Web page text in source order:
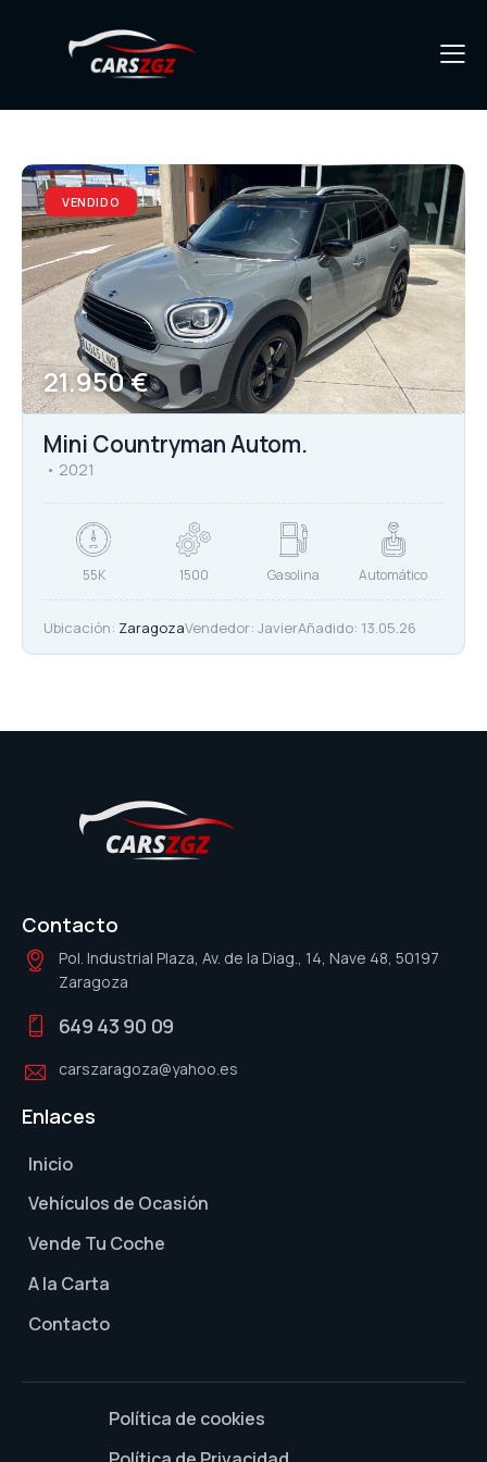
VENDIDO
21.950 €
Mini Countryman Autom.
2021
55K 1500 Gasolina Automático
Ubicación: ZaragozaVendedor: JavierAñadido: 13.05.26
Contacto
Pol. Industrial Plaza, Av. de la Diag., 14, Nave 48, 50197
Zaragoza
649 43 90 09
carszaragoza@yahoo.es
Enlaces
Inicio
Vehículos de Ocasión
Vende Tu Coche
A la Carta
Contacto
Política de cookies